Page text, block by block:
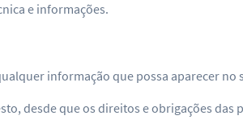
e informações.
informação que possa aparecer no
desde que os direitos e obrigações das